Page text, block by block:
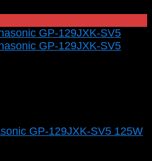
tại
là:
GP-129JXK-SV5 125W